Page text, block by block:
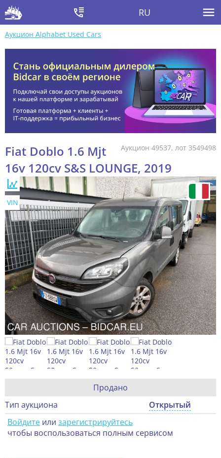
RU
Аукцион Alphabet Used Cars
Аукцион 49537, лот 3549498
Fiat Doblo 1.6 Mjt
16v 120cv S&S LOUNGE, 2019
VIN
Продано
Тип аукциона
Открытый
Войдите или зарегистрируйтесь
чтобы воспользоваться полным сервисом